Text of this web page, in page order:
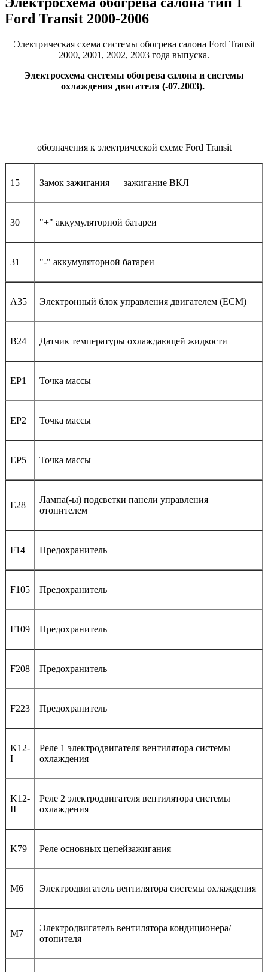
Ford Transit 2000-2006
Электрическая схема системы обогрева салона Ford Transit
2000, 2001, 2002, 2003 года выпуска.
Электросхема системы обогрева салона и системы
охлаждения двигателя (-07.2003).
обозначения к электрической схеме Ford Transit
15 Замок зажигания — зажигание ВКЛ
30 "+" аккумуляторной батареи
31 "-" аккумуляторной батареи
A35 Электронный блок управления двигателем (ECM)
B24 Датчик температуры охлаждающей жидкости
EP1 Точка массы
EP2 Точка массы
EP5 Точка массы
E28
Лампа(-ы) подсветки панели управления
отопителем
F14 Предохранитель
F105 Предохранитель
F109 Предохранитель
F208 Предохранитель
F223 Предохранитель
K12-
I
Реле 1 электродвигателя вентилятора системы
охлаждения
K12-
II
Реле 2 электродвигателя вентилятора системы
охлаждения
K79 Реле основных цепейзажигания
M6 Электродвигатель вентилятора системы охлаждения
M7
Электродвигатель вентилятора кондиционера/
отопителя